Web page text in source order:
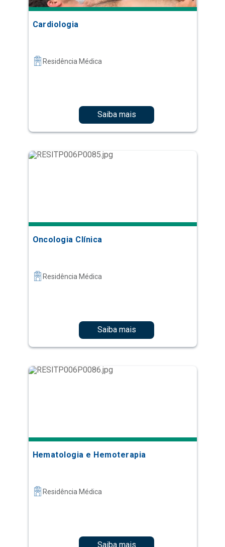
Cardiologia
Residência Médica
Saiba mais
Oncologia Clínica
Residência Médica
Saiba mais
Hematologia e Hemoterapia
Residência Médica
Saiba mais